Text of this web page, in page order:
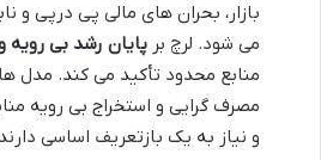
بازار، بحران های مالی پی درپی و
می شود. لرچ بر پایان رشد بی رویه
منابع محدود تأکید می کند. مدل
مصرف گرایی و استخراج بی رویه
و نیاز به یک بازتعریف اساسی